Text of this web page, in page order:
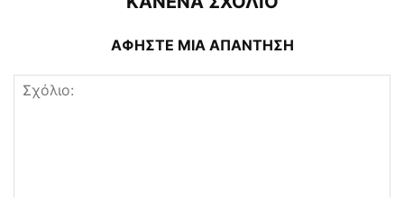
ΑΦΗΣΤΕ ΜΙΑ ΑΠΑΝΤΗΣΗ